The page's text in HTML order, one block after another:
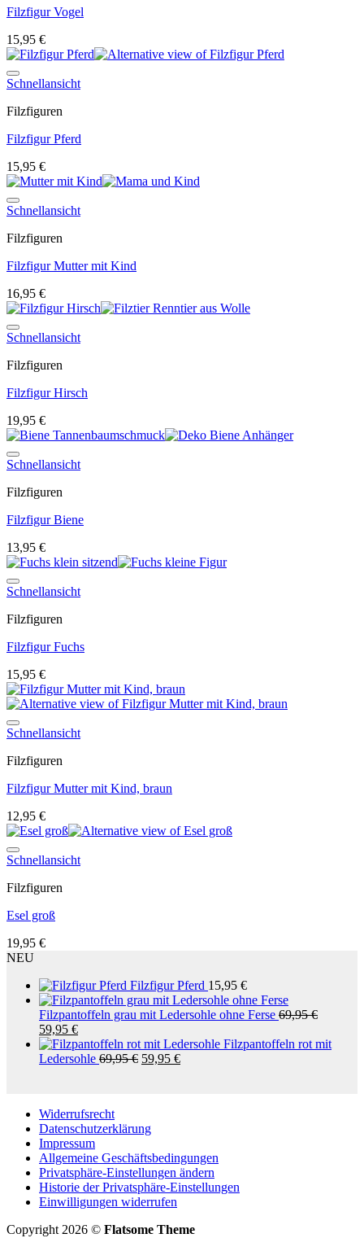
Filzfigur Vogel
15,95 €
Schnellansicht
Filzfiguren
Filzfigur Pferd
15,95 €
Schnellansicht
Filzfiguren
Filzfigur Mutter mit Kind
16,95 €
Schnellansicht
Filzfiguren
Filzfigur Hirsch
19,95 €
Schnellansicht
Filzfiguren
Filzfigur Biene
13,95 €
Schnellansicht
Filzfiguren
Filzfigur Fuchs
15,95 €
Schnellansicht
Filzfiguren
Filzfigur Mutter mit Kind, braun
12,95 €
Schnellansicht
Filzfiguren
Esel groß
19,95 €
NEU
Filzfigur Pferd 15,95 €
Filzpantoffeln grau mit Ledersohle ohne Ferse 69,95€
Ursprünglicher
Preis
war:
59,95 €Aktueller
Preis
ist:
Filzpantoffeln rot mit
Ledersohle 69,95€ Ursprünglicher
59,95 €Aktueller
Widerrufsrecht
Datenschutzerklärung
Impressum
Allgemeine Geschäftsbedingungen
Privatsphäre-Einstellungen ändern
Historie der Privatsphäre-Einstellungen
Einwilligungen widerrufen
Copyright 2026 © Flatsome Theme